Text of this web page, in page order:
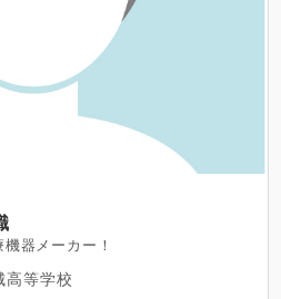
器メーカー！
高等学校